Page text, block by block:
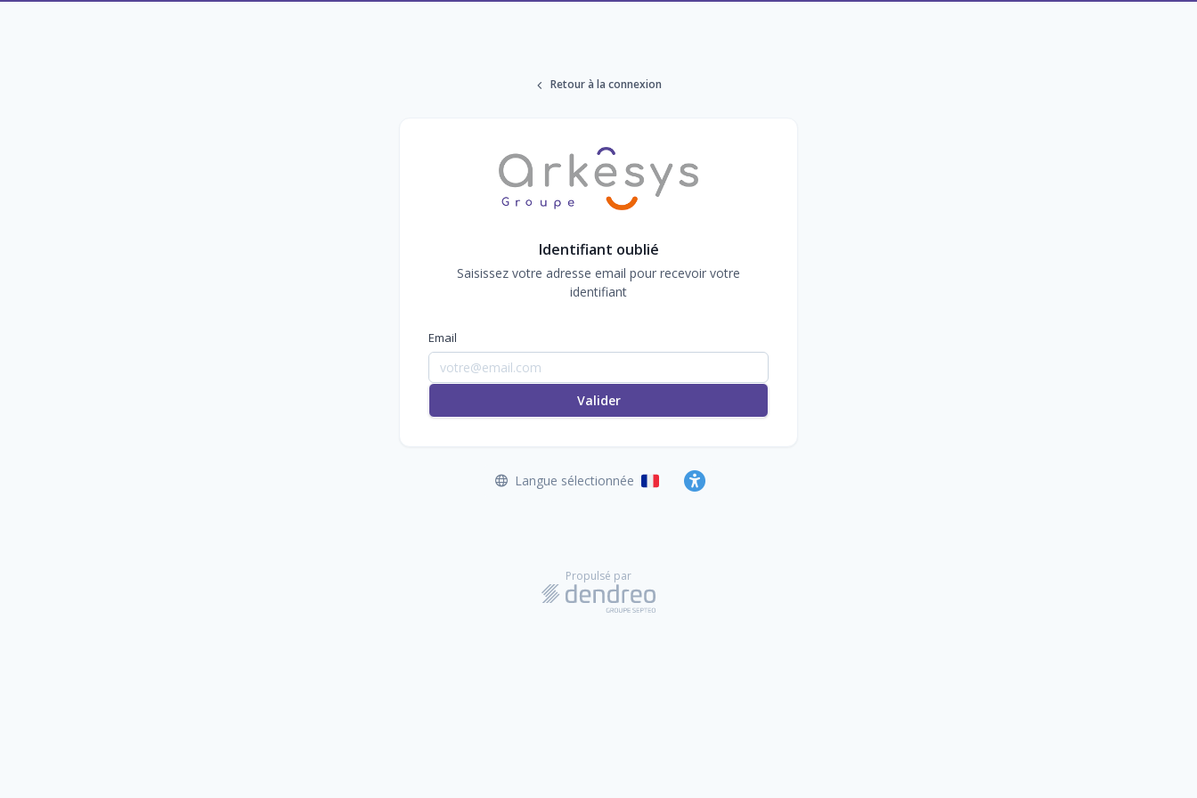
Retour à la connexion
Identifiant oublié
Saisissez votre adresse email pour recevoir votre
identifiant
Email
Valider
Langue sélectionnée Français Accessibilité
Propulsé par